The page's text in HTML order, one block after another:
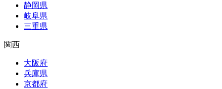
静岡県
岐阜県
三重県
関西
大阪府
兵庫県
京都府